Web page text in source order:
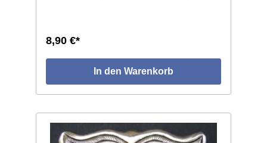
Maße: ca. 58x43mm, lichte Weite ca. 19mm.
8,90 €*
In den Warenkorb